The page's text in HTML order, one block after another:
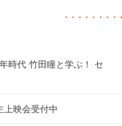
代 竹田瞳と学ぶ！ セ
上映会受付中